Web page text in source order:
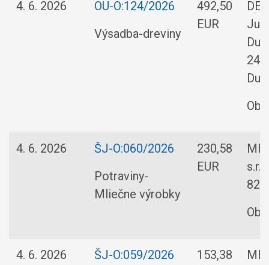
4. 6. 2026
OU-O:124/2026
Výsadba-dreviny
492,50
EUR
4. 6. 2026
ŠJ-O:060/2026
Potraviny-
Mliečne výrobky
230,58
EUR
4. 6. 2026
ŠJ-O:059/2026
153,38